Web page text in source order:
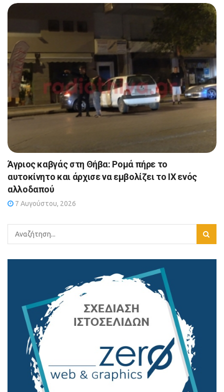
Άγριος καβγάς στη Θήβα: Ρομά πήρε το
αυτοκίνητο και άρχισε να εμβολίζει το ΙΧ ενός
αλλοδαπού
7 Αυγούστου, 2026